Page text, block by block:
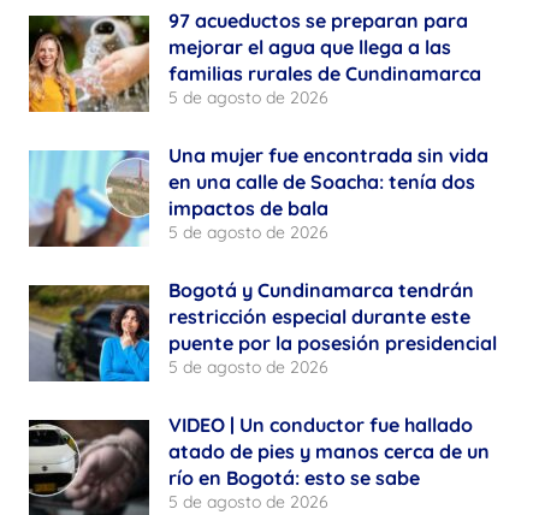
97 acueductos se preparan para
mejorar el agua que llega a las
familias rurales de Cundinamarca
5 de agosto de 2026
Una mujer fue encontrada sin vida
en una calle de Soacha: tenía dos
impactos de bala
5 de agosto de 2026
Bogotá y Cundinamarca tendrán
restricción especial durante este
puente por la posesión presidencial
5 de agosto de 2026
VIDEO | Un conductor fue hallado
atado de pies y manos cerca de un
río en Bogotá: esto se sabe
5 de agosto de 2026